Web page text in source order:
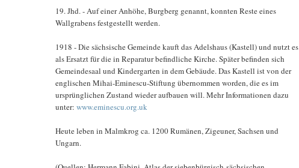
19. Jhd. - Auf einer Anhöhe, Burgberg genannt, konnten Reste eines
Wallgrabens festgestellt werden.
1918 - Die sächsische Gemeinde kauft das Adelshaus (Kastell) und nutzt es
als Ersatzt für die in Reparatur befindliche Kirche. Später befinden sich
Gemeindesaal und Kindergarten in dem Gebäude. Das Kastell ist von der
englischen Mihai-Eminescu-Stiftung übernommen worden, die es im
ursprünglichen Zustand wieder aufbauen will. Mehr Informationen dazu
unter: www.eminescu.org.uk
Heute leben in Malmkrog ca. 1200 Rumänen, Zigeuner, Sachsen und
Ungarn.